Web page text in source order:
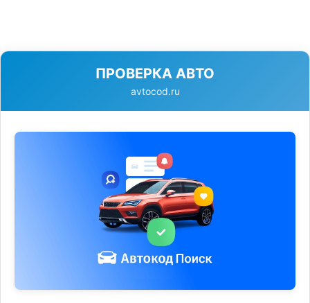
ПРОВЕРКА АВТО
avtocod.ru